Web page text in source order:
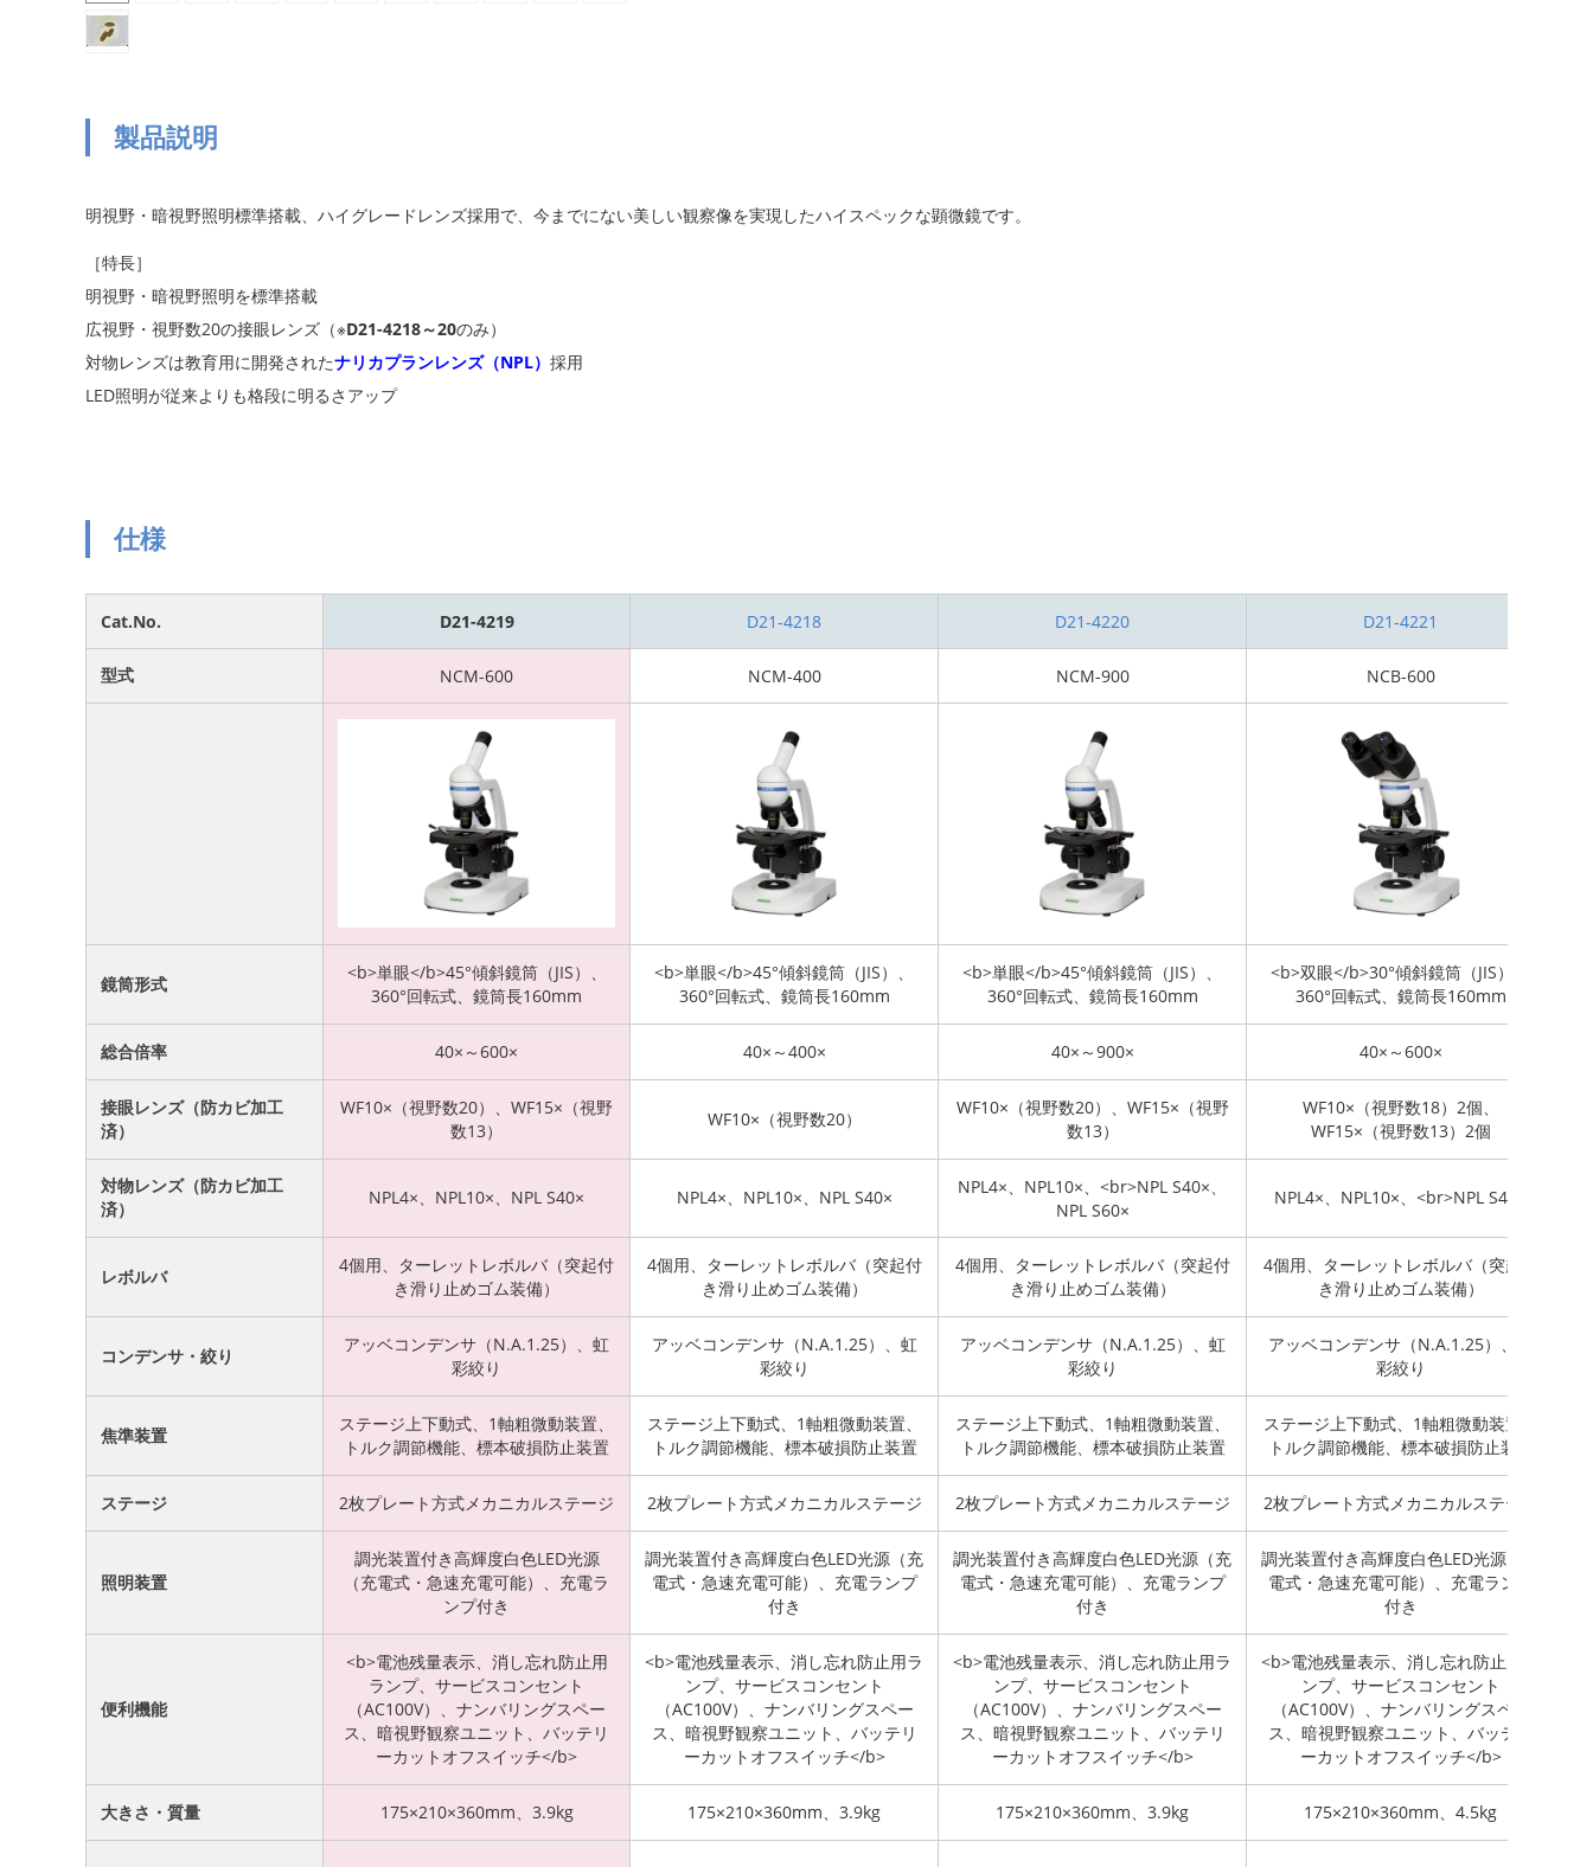
製品説明
明視野・暗視野照明標準搭載、ハイグレードレンズ採用で、今までにない美しい観察像を実現したハイスペックな顕微鏡です。
［特長］
明視野・暗視野照明を標準搭載
広視野・視野数20の接眼レンズ（※D21-4218～20のみ）
対物レンズは教育用に開発されたナリカプランレンズ（NPL） 採用
LED照明が従来よりも格段に明るさアップ
仕様
Cat.No. D21-4219 D21-4218 D21-4220 D21-4221
型式 NCM-600 NCM-400 NCM-900 NCB-600
鏡筒形式
<b>単眼</b>45°傾斜鏡筒（JIS）、
360°回転式、鏡筒長160mm
<b>単眼</b>45°傾斜鏡筒（JIS）、
360°回転式、鏡筒長160mm
<b>単眼</b>45°傾斜鏡筒（JIS）、
360°回転式、鏡筒長160mm
<b>双眼</b>30°傾斜鏡筒（JIS）、
360°回転式、鏡筒長160mm
総合倍率 40×～600× 40×～400× 40×～900× 40×～600×
接眼レンズ（防カビ加工
済）
WF10×（視野数20）、WF15×（視野
数13）
WF10×（視野数20）
WF10×（視野数20）、WF15×（視野
数13）
WF10×（視野数18）2個、
WF15×（視野数13）2個
対物レンズ（防カビ加工
済）
NPL4×、NPL10×、NPL S40× NPL4×、NPL10×、NPL S40×
NPL4×、NPL10×、<br>NPL S40×、
NPL S60×
NPL4×、NPL10×、<br>NPL S40×
レボルバ
4個用、ターレットレボルバ（突起付
き滑り止めゴム装備）
4個用、ターレットレボルバ（突起付
き滑り止めゴム装備）
4個用、ターレットレボルバ（突起付
き滑り止めゴム装備）
4個用、ターレットレボルバ（突起付
き滑り止めゴム装備）
コンデンサ・絞り
アッベコンデンサ（N.A.1.25）、虹
彩絞り
アッベコンデンサ（N.A.1.25）、虹
彩絞り
アッベコンデンサ（N.A.1.25）、虹
彩絞り
アッベコンデンサ（N.A.1.25）、虹
彩絞り
焦準装置
ステージ上下動式、1軸粗微動装置、
トルク調節機能、標本破損防止装置
ステージ上下動式、1軸粗微動装置、
トルク調節機能、標本破損防止装置
ステージ上下動式、1軸粗微動装置、
トルク調節機能、標本破損防止装置
ステージ上下動式、1軸粗微動装置、
トルク調節機能、標本破損防止装置
ステージ 2枚プレート方式メカニカルステージ 2枚プレート方式メカニカルステージ 2枚プレート方式メカニカルステージ 2枚プレート方式メカニカルステージ
照明装置
調光装置付き高輝度白色LED光源
（充電式・急速充電可能）、充電ラ
ンプ付き
調光装置付き高輝度白色LED光源（充
電式・急速充電可能）、充電ランプ
付き
調光装置付き高輝度白色LED光源（充
電式・急速充電可能）、充電ランプ
付き
調光装置付き高輝度白色LED光源（充
電式・急速充電可能）、充電ランプ
付き
便利機能
<b>電池残量表示、消し忘れ防止用
ランプ、サービスコンセント
（AC100V）、ナンバリングスペー
ス、暗視野観察ユニット、バッテリ
ーカットオフスイッチ</b>
<b>電池残量表示、消し忘れ防止用ラ
ンプ、サービスコンセント
（AC100V）、ナンバリングスペー
ス、暗視野観察ユニット、バッテリ
ーカットオフスイッチ</b>
<b>電池残量表示、消し忘れ防止用ラ
ンプ、サービスコンセント
（AC100V）、ナンバリングスペー
ス、暗視野観察ユニット、バッテリ
ーカットオフスイッチ</b>
<b>電池残量表示、消し忘れ防止用ラ
ンプ、サービスコンセント
（AC100V）、ナンバリングスペー
ス、暗視野観察ユニット、バッテリ
ーカットオフスイッチ</b>
大きさ・質量 175×210×360mm、3.9kg 175×210×360mm、3.9kg 175×210×360mm、3.9kg 175×210×360mm、4.5kg